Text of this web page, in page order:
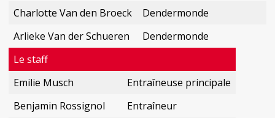
Charlotte Van den Broeck
Dendermonde
Arlieke Van der Schueren
Dendermonde
Le staff
Emilie Musch
Entraîneuse principale
Benjamin Rossignol
Entraîneur